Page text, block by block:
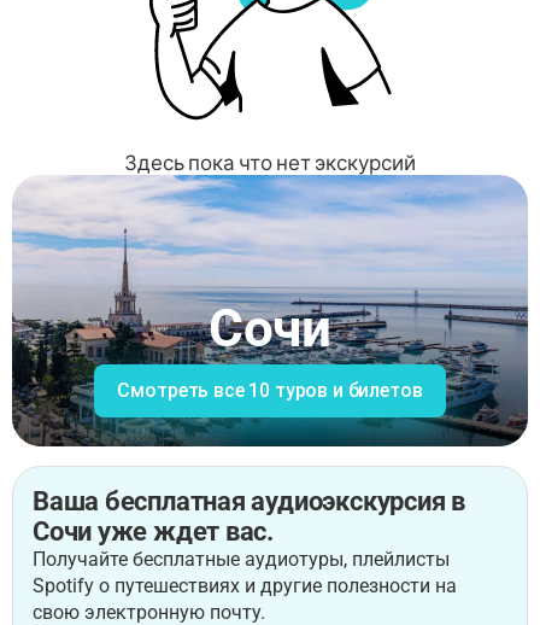
Здесь пока что нет экскурсий
Сочи
Смотреть все 10 туров и билетов
Ваша бесплатная аудиоэкскурсия в
Сочи уже ждет вас.
Получайте бесплатные аудиотуры, плейлисты
Spotify о путешествиях и другие полезности на
свою электронную почту.